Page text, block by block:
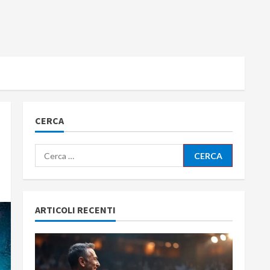
CERCA
Ricerca
per:
ARTICOLI RECENTI